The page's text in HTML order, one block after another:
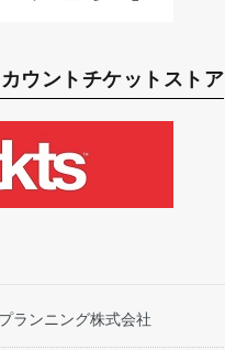
ウントチケットストア
ランニング株式会社